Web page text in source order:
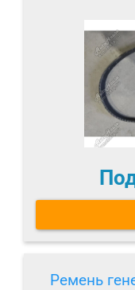
Ремень